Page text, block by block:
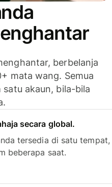
berbelanja
mata wang. Semua
akaun, bila-bila
secara global.
tersedia di satu tempat,
beberapa saat.